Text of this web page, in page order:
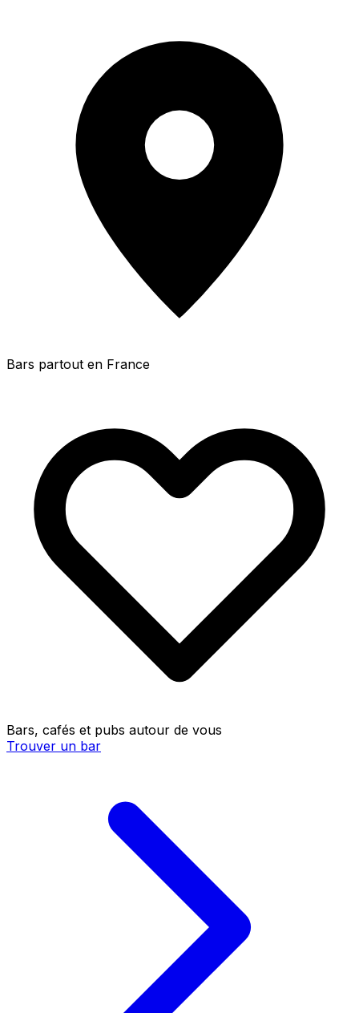
Bars partout en France
Bars, cafés et pubs autour de vous
Trouver un bar